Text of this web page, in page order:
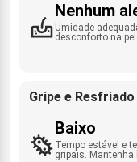
Nenhum
Umidade
desconforto na
Gripe e Resfriado
Baixo
Tempo estável e
gripais. Mantenha